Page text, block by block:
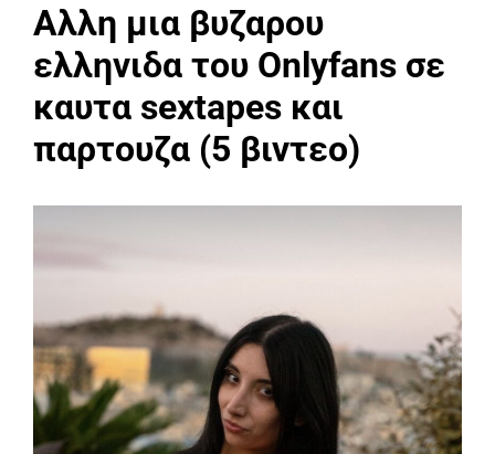
Αλλη μια βυζαρου
ελληνιδα του Onlyfans σε
καυτα sextapes και
παρτουζα (5 βιντεο)